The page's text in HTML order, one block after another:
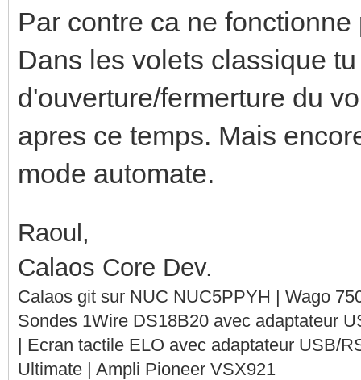
Par contre ca ne
Dans les volets classique
d'ouverture/fermerture du
apres ce temps. Mais
mode automate.
Raoul,
Calaos Core Dev.
Calaos git sur NUC NUC5PPYH | Wago
Sondes 1Wire DS18B20 avec adaptateur
| Ecran tactile ELO avec adaptateur USB/
Ultimate | Ampli Pioneer VSX921